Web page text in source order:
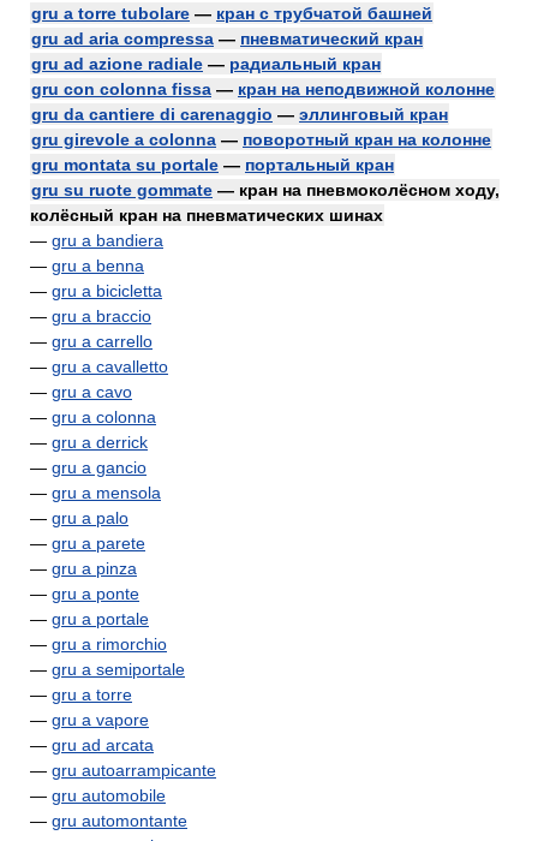
gru a torre tubolare — кран с трубчатой башней
gru ad aria compressa — пневматический кран
gru ad azione radiale — радиальный кран
gru con colonna fissa — кран на неподвижной колонне
gru da cantiere di carenaggio — эллинговый кран
gru girevole a colonna — поворотный кран на колонне
gru montata su portale — портальный кран
gru su ruote gommate — кран на пневмоколёсном ходу,
колёсный кран на пневматических шинах
— gru a bandiera
— gru a benna
— gru a bicicletta
— gru a braccio
— gru a carrello
— gru a cavalletto
— gru a cavo
— gru a colonna
— gru a derrick
— gru a gancio
— gru a mensola
— gru a palo
— gru a parete
— gru a pinza
— gru a ponte
— gru a portale
— gru a rimorchio
— gru a semiportale
— gru a torre
— gru a vapore
— gru ad arcata
— gru autoarrampicante
— gru automobile
— gru automontante